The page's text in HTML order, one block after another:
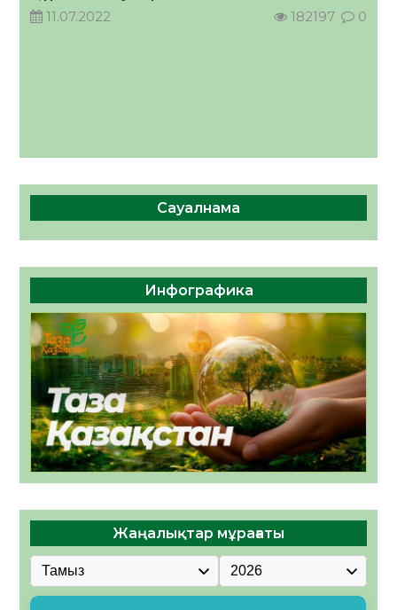
11.07.2022
182197 0
Сауалнама
Инфографика
Жаңалықтар мұрағаты